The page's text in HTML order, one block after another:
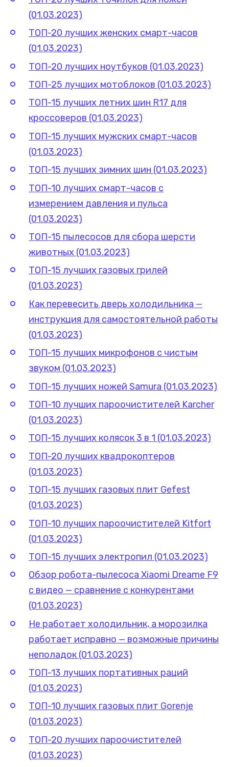
(01.03.2023)
ТОП-20 лучших женских смарт-часов
(01.03.2023)
ТОП-20 лучших ноутбуков (01.03.2023)
ТОП-25 лучших мотоблоков (01.03.2023)
ТОП-15 лучших летних шин R17 для
кроссоверов (01.03.2023)
ТОП-15 лучших мужских смарт-часов
(01.03.2023)
ТОП-15 лучших зимних шин (01.03.2023)
ТОП-10 лучших смарт-часов c
измерением давления и пульса
(01.03.2023)
ТОП-15 пылесосов для сбора шерсти
животных (01.03.2023)
ТОП-15 лучших газовых грилей
(01.03.2023)
Как перевесить дверь холодильника —
инструкция для самостоятельной работы
(01.03.2023)
ТОП-15 лучших микрофонов с чистым
звуком (01.03.2023)
ТОП-15 лучших ножей Samura (01.03.2023)
ТОП-10 лучших пароочистителей Karcher
(01.03.2023)
ТОП-15 лучших колясок 3 в 1 (01.03.2023)
ТОП-20 лучших квадрокоптеров
(01.03.2023)
ТОП-15 лучших газовых плит Gefest
(01.03.2023)
ТОП-10 лучших пароочистителей Kitfort
(01.03.2023)
ТОП-15 лучших электропил (01.03.2023)
Обзор робота-пылесоса Xiaomi Dreame F9
с видео — сравнение с конкурентами
(01.03.2023)
Не работает холодильник, а морозилка
работает исправно — возможные причины
неполадок (01.03.2023)
ТОП-13 лучших портативных раций
(01.03.2023)
ТОП-10 лучших газовых плит Gorenje
(01.03.2023)
ТОП-20 лучших пароочистителей
(01.03.2023)